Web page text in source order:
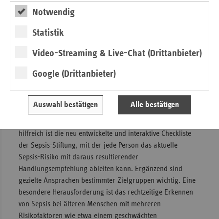
Notwendig
Statistik
Video-Streaming & Live-Chat (Drittanbieter)
Google (Drittanbieter)
Auswahl bestätigen Alle bestätigen
Unfallversicherung ausgelotet, Sepsis in die Erste-Hilfe-
Erkennung von Sepsis zu schulen. Es wurde ein Sepsis CIRS
Patient:innen und ihre Angehörige als auch das
Gesundheitspersonal ihre Erfahrungen teilen und so zur
Verbesserung der Sepsis-Versorgung beitragen.
Zur frühen Erkennung von Sepsis bedarf es nicht nur gut
geschulten Gesundheitspersonals, sondern auch geschulter
hilfreich ist die neu entwickelte und interaktive Checkliste
der Sepsis-Stiftung, mit der jede Person das aktuelle
Sepsis-Risiko mit daraus resultierender
Handlungsempfehlung ableiten kann. Ergänzend sind
gezielte Ansprachen bestimmter Zielgruppen wichtig. Eine
besondere Herausforderung ist das rechtzeitige Erkennen
von Sepsis bei älteren Menschen mit mehreren
Risikofaktoren wie etwa einem geschwächten